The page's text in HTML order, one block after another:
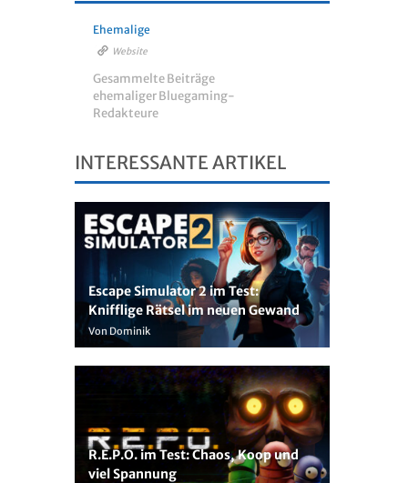
Ehemalige
Website
Gesammelte Beiträge
ehemaliger Bluegaming-
Redakteure
INTERESSANTE ARTIKEL
Escape Simulator 2 im Test:
Knifflige Rätsel im neuen Gewand
Von Dominik
R.E.P.O. im Test: Chaos, Koop und
viel Spannung